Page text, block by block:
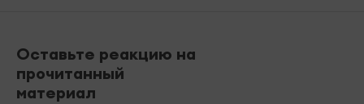
Оставьте реакцию на
прочитанный
материал